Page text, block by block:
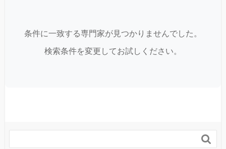
条件に一致する専門家が見つかりませんでした。
検索条件を変更してお試しください。
